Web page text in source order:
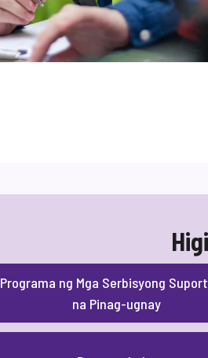
ng Mga Serbisyong
na Pinag-ugnay